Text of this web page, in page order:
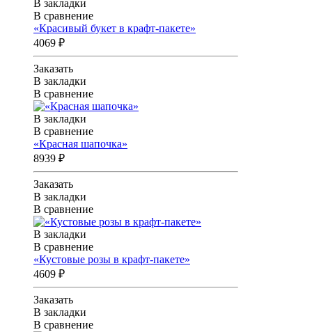
В закладки
В сравнение
«Красивый букет в крафт-пакете»
4069 ₽
Заказать
В закладки
В сравнение
В закладки
В сравнение
«Красная шапочка»
8939 ₽
Заказать
В закладки
В сравнение
В закладки
В сравнение
«Кустовые розы в крафт-пакете»
4609 ₽
Заказать
В закладки
В сравнение